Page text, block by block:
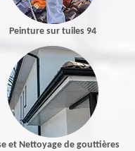
Peinture sur tuiles 94
et Nettoyage de gouttières